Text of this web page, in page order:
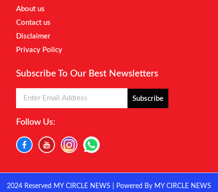
About us
Contact us
Disclaimer
Privacy Policy
Subscribe To Our Best Newsletters
Subscribe
Follow Us:
2024 Reserved MY CIRCLE NEWS | Powered By MY CIRCLE NEWS